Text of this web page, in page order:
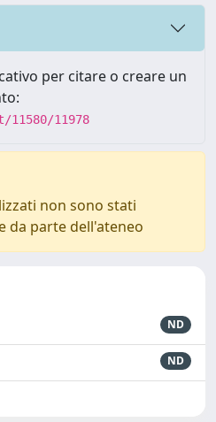
per citare o creare un
11978
non sono stati
da parte dell'ateneo
ND
ND